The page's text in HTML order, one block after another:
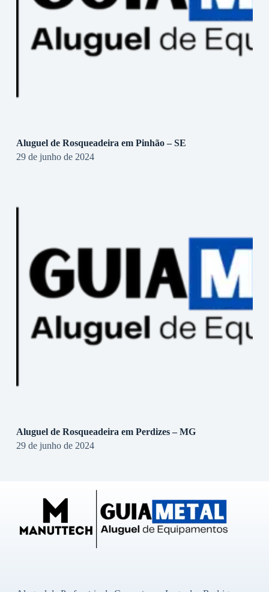
Aluguel de Rosqueadeira em Pinhão – SE
29 de junho de 2024
Aluguel de Rosqueadeira em Perdizes – MG
29 de junho de 2024